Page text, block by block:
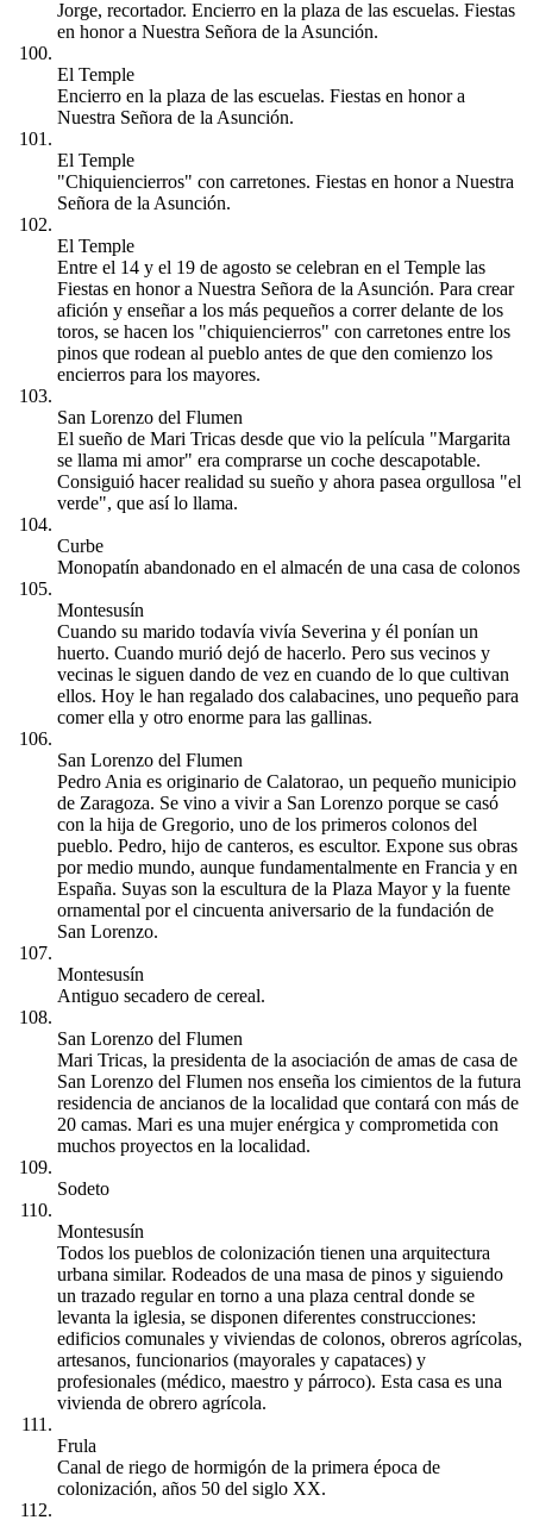
Jorge, recortador. Encierro en la plaza de las escuelas. Fiestas
en honor a Nuestra Señora de la Asunción.
El Temple
Encierro en la plaza de las escuelas. Fiestas en honor a
Nuestra Señora de la Asunción.
El Temple
"Chiquiencierros" con carretones. Fiestas en honor a Nuestra
Señora de la Asunción.
El Temple
Entre el 14 y el 19 de agosto se celebran en el Temple las
Fiestas en honor a Nuestra Señora de la Asunción. Para crear
afición y enseñar a los más pequeños a correr delante de los
toros, se hacen los "chiquiencierros" con carretones entre los
pinos que rodean al pueblo antes de que den comienzo los
encierros para los mayores.
San Lorenzo del Flumen
El sueño de Mari Tricas desde que vio la película "Margarita
se llama mi amor" era comprarse un coche descapotable.
Consiguió hacer realidad su sueño y ahora pasea orgullosa "el
verde", que así lo llama.
Curbe
Monopatín abandonado en el almacén de una casa de colonos
Montesusín
Cuando su marido todavía vivía Severina y él ponían un
huerto. Cuando murió dejó de hacerlo. Pero sus vecinos y
vecinas le siguen dando de vez en cuando de lo que cultivan
ellos. Hoy le han regalado dos calabacines, uno pequeño para
comer ella y otro enorme para las gallinas.
San Lorenzo del Flumen
Pedro Ania es originario de Calatorao, un pequeño municipio
de Zaragoza. Se vino a vivir a San Lorenzo porque se casó
con la hija de Gregorio, uno de los primeros colonos del
pueblo. Pedro, hijo de canteros, es escultor. Expone sus obras
por medio mundo, aunque fundamentalmente en Francia y en
España. Suyas son la escultura de la Plaza Mayor y la fuente
ornamental por el cincuenta aniversario de la fundación de
San Lorenzo.
Montesusín
Antiguo secadero de cereal.
San Lorenzo del Flumen
Mari Tricas, la presidenta de la asociación de amas de casa de
San Lorenzo del Flumen nos enseña los cimientos de la futura
residencia de ancianos de la localidad que contará con más de
20 camas. Mari es una mujer enérgica y comprometida con
muchos proyectos en la localidad.
Sodeto
Montesusín
Todos los pueblos de colonización tienen una arquitectura
urbana similar. Rodeados de una masa de pinos y siguiendo
un trazado regular en torno a una plaza central donde se
levanta la iglesia, se disponen diferentes construcciones:
edificios comunales y viviendas de colonos, obreros agrícolas,
artesanos, funcionarios (mayorales y capataces) y
profesionales (médico, maestro y párroco). Esta casa es una
vivienda de obrero agrícola.
Frula
Canal de riego de hormigón de la primera época de
colonización, años 50 del siglo XX.